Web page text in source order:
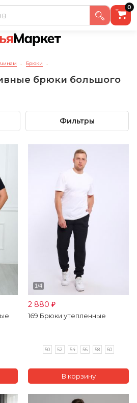
0
→ Брюки →
брюки большого
Фильтры
2 880 ₽
169 Брюки утепленные
50 52 54 56 58 60